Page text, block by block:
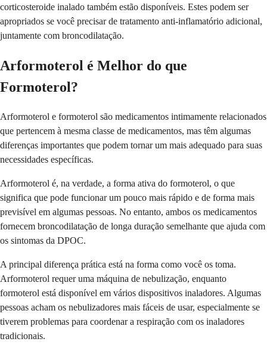
corticosteroide inalado também estão disponíveis. Estes podem ser
apropriados se você precisar de tratamento anti-inflamatório adicional,
juntamente com broncodilatação.
Arformoterol é Melhor do que
Formoterol?
Arformoterol e formoterol são medicamentos intimamente relacionados
que pertencem à mesma classe de medicamentos, mas têm algumas
diferenças importantes que podem tornar um mais adequado para suas
necessidades específicas.
Arformoterol é, na verdade, a forma ativa do formoterol, o que
significa que pode funcionar um pouco mais rápido e de forma mais
previsível em algumas pessoas. No entanto, ambos os medicamentos
fornecem broncodilatação de longa duração semelhante que ajuda com
os sintomas da DPOC.
A principal diferença prática está na forma como você os toma.
Arformoterol requer uma máquina de nebulização, enquanto
formoterol está disponível em vários dispositivos inaladores. Algumas
pessoas acham os nebulizadores mais fáceis de usar, especialmente se
tiverem problemas para coordenar a respiração com os inaladores
tradicionais.